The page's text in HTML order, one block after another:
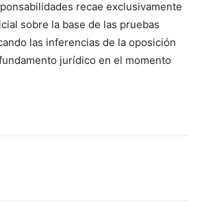
recae exclusivamente
sobre la base de las pruebas
las inferencias de la oposición
jurídico en el momento